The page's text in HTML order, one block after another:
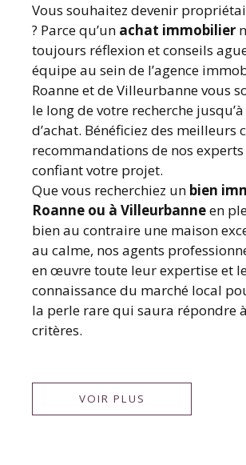
Vous souhaitez devenir
? Parce qu’un achat immobilier
toujours réflexion et conseils
équipe au sein de l’agence
Roanne et de Villeurbanne vous
le long de votre recherche
d’achat. Bénéficiez des meilleurs
recommandations de nos experts
confiant votre projet.
Que vous recherchiez un bien
Roanne ou à Villeurbanneen
bien au contraire une maison
au calme, nos agents
en œuvre toute leur expertise et
connaissance du marché local
la perle rare qui saura répondre
critères.
VOIR PLUS